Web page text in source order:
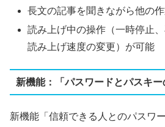
長文の記事を聞きながら他の
読み上げ中の操作（一時停止、
読み上げ速度の変更）が可能
新機能：「パスワードとパスキー
新機能「信頼できる人とのパスワ